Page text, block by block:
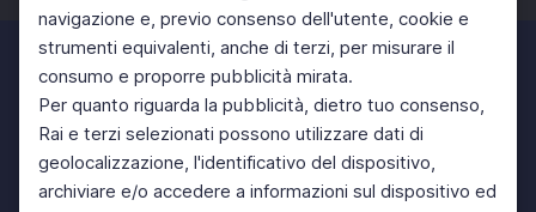
navigazione e, previo consenso dell'utente, cookie e
strumenti equivalenti, anche di terzi, per misurare il
consumo e proporre pubblicità mirata.
Per quanto riguarda la pubblicità, dietro tuo consenso,
Rai e terzi selezionati possono utilizzare dati di
geolocalizzazione, l'identificativo del dispositivo,
archiviare e/o accedere a informazioni sul dispositivo ed